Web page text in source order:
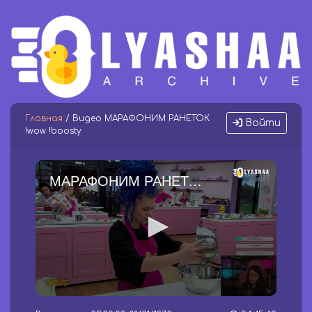
Войти
Главная / Видео МАРАФОНИМ РАНЕТОК
!wow !boosty
МАРАФОНИМ РАНЕТОК !wow !boosty